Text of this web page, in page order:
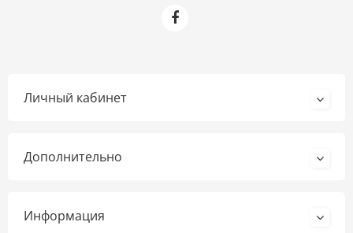
Личный кабинет
Дополнительно
Информация